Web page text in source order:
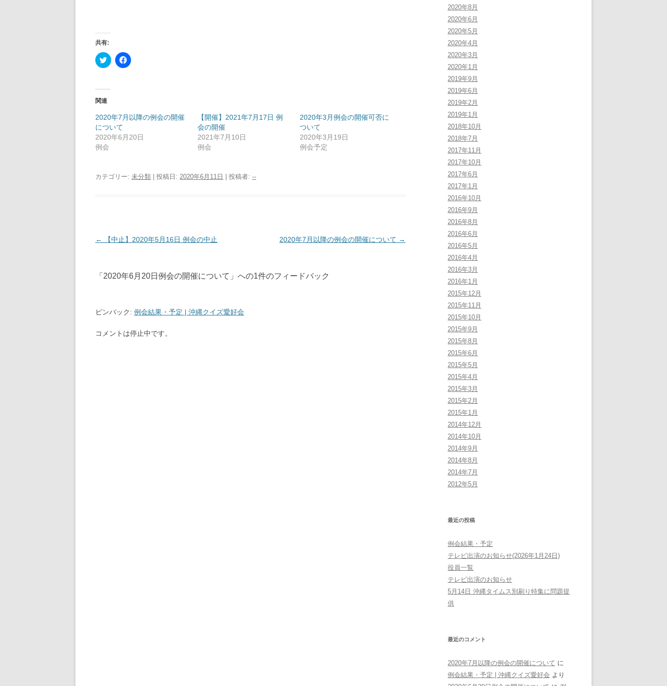
共有:
ク
リ
て
t
t
e
r
で
共
し
い
ま
す
F
a
共
有
る
に
ク
し
い
ウ
ウ
で
)
関連
2020年7月以降の例会の開催
について
2020年6月20日
例会
【開催】2021年7月17日 例
会の開催
2021年7月10日
例会
2020年3月例会の開催可否に
ついて
2020年3月19日
例会予定
カテゴリー: 未分類 | 投稿日: 2020年6月11日 投稿者: --
投
ー
ョ
← 【中止】2020年5月16日 例会の中止 2020年7月以降の例会の開催について →
「 2020年6月20日例会の開催について 」への1件のフィードバック
ピンバック: 例会結果・予定 | 沖縄クイズ愛好会
コメントは停止中です。
2020年8月
2020年6月
2020年5月
2020年4月
2020年3月
2020年1月
2019年9月
2019年6月
2019年2月
2019年1月
2018年10月
2018年7月
2017年11月
2017年10月
2017年6月
2017年1月
2016年10月
2016年9月
2016年8月
2016年6月
2016年5月
2016年4月
2016年3月
2016年1月
2015年12月
2015年11月
2015年10月
2015年9月
2015年8月
2015年6月
2015年5月
2015年4月
2015年3月
2015年2月
2015年1月
2014年12月
2014年10月
2014年9月
2014年8月
2014年7月
2012年5月
最近の投稿
例会結果・予定
テレビ出演のお知らせ(2026年1月24日)
役員一覧
テレビ出演のお知らせ
5月14日 沖縄タイムス別刷り特集に問題提
供
最近のコメント
2020年7月以降の例会の開催について に
例会結果・予定 | 沖縄クイズ愛好会 より